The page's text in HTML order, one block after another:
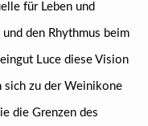
für Leben und
den Rhythmus beim
Luce diese Vision
sich zu der Weinikone
die Grenzen des